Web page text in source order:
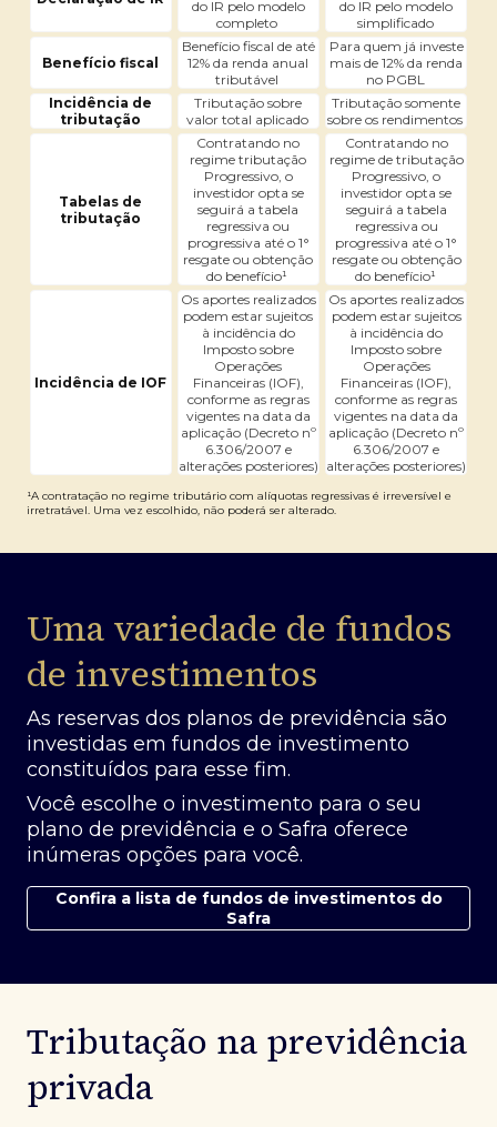
do IR pelo modelo
completo
do IR pelo modelo
simplificado
Benefício fiscal
Benefício fiscal de até
12% da renda anual
tributável
Para quem já investe
mais de 12% da renda
no PGBL
Incidência de
tributação
Tributação sobre
valor total aplicado
Tributação somente
sobre os rendimentos
Tabelas de
tributação
Contratando no
regime tributação
Progressivo, o
investidor opta se
seguirá a tabela
regressiva ou
progressiva até o 1°
resgate ou obtenção
do benefício¹
Contratando no
regime de tributação
Progressivo, o
investidor opta se
seguirá a tabela
regressiva ou
progressiva até o 1°
resgate ou obtenção
do benefício¹
Incidência de IOF
Os aportes realizados
podem estar sujeitos
à incidência do
Imposto sobre
Operações
Financeiras (IOF),
conforme as regras
vigentes na data da
aplicação (Decreto nº
6.306/2007 e
alterações posteriores)
Os aportes realizados
podem estar sujeitos
à incidência do
Imposto sobre
Operações
Financeiras (IOF),
conforme as regras
vigentes na data da
aplicação (Decreto nº
6.306/2007 e
alterações posteriores)
¹A contratação no regime tributário com alíquotas regressivas é irreversível e
irretratável. Uma vez escolhido, não poderá ser alterado.
Uma variedade de fundos
de investimentos
As reservas dos planos de previdência são
investidas em fundos de investimento
constituídos para esse fim.
Você escolhe o investimento para o seu
plano de previdência e o Safra oferece
inúmeras opções para você.
Confira a lista de fundos de investimentos do
Safra
Tributação na previdência
privada